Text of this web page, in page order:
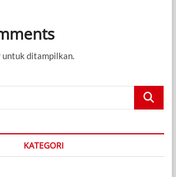
untuk ditampilkan.
Search
KATEGORI